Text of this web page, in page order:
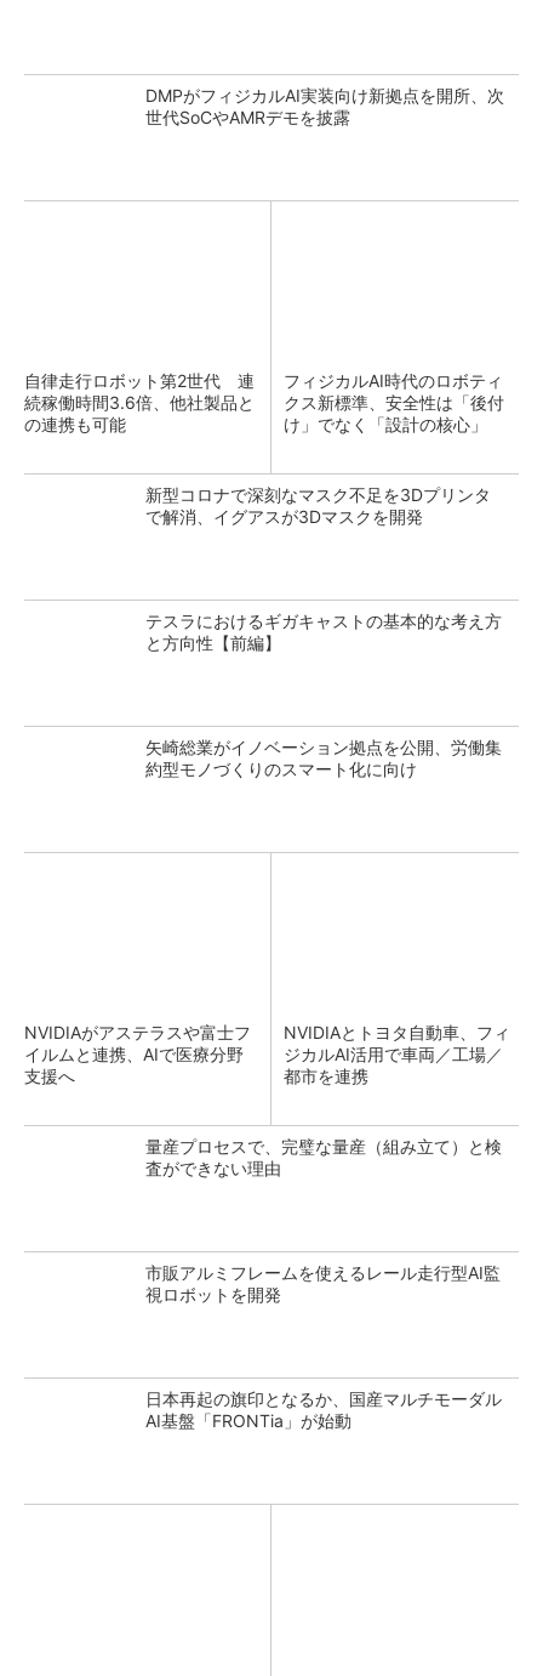
DMPがフィジカルAI実装向け新拠点を開所、次
世代SoCやAMRデモを披露
自律走行ロボット第2世代 連
続稼働時間3.6倍、他社製品と
の連携も可能
フィジカルAI時代のロボティ
クス新標準、安全性は「後付
け」でなく「設計の核心」
新型コロナで深刻なマスク不足を3Dプリンタ
で解消、イグアスが3Dマスクを開発
テスラにおけるギガキャストの基本的な考え方
と方向性【前編】
矢崎総業がイノベーション拠点を公開、労働集
約型モノづくりのスマート化に向け
NVIDIAがアステラスや富士フ
イルムと連携、AIで医療分野
支援へ
NVIDIAとトヨタ自動車、フィ
ジカルAI活用で車両／工場／
都市を連携
量産プロセスで、完璧な量産（組み立て）と検
査ができない理由
市販アルミフレームを使えるレール走行型AI監
視ロボットを開発
日本再起の旗印となるか、国産マルチモーダル
AI基盤「FRONTia」が始動